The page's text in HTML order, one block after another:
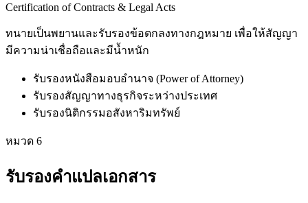
Certification of Contracts & Legal Acts
ทนายเป็นพยานและรับรองข้อตกลงทางกฎหมาย เพื่อให้สัญญา
มีความน่าเชื่อถือและมีน้ำหนัก
รับรองหนังสือมอบอำนาจ (Power of Attorney)
รับรองสัญญาทางธุรกิจระหว่างประเทศ
รับรองนิติกรรมอสังหาริมทรัพย์
หมวด 6
รับรองคำแปลเอกสาร